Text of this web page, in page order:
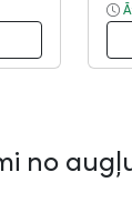
no